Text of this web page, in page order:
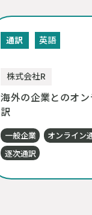
通訳 英語
株式会社R
海外の企業とのオ
訳
一般企業 オンライン
逐次通訳